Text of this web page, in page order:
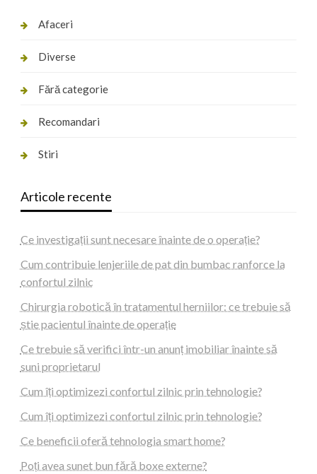
Afaceri
Diverse
Fără categorie
Recomandari
Stiri
Articole recente
Ce investigații sunt necesare înainte de o operație?
Cum contribuie lenjeriile de pat din bumbac ranforce la
confortul zilnic
Chirurgia robotică în tratamentul herniilor: ce trebuie să
știe pacientul înainte de operație
Ce trebuie să verifici într-un anunț imobiliar înainte să
suni proprietarul
Cum îți optimizezi confortul zilnic prin tehnologie?
Cum îți optimizezi confortul zilnic prin tehnologie?
Ce beneficii oferă tehnologia smart home?
Poți avea sunet bun fără boxe externe?